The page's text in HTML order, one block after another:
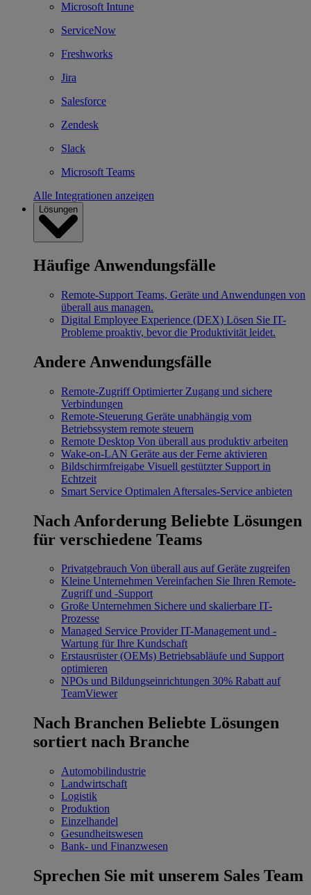
Microsoft Intune
ServiceNow
Freshworks
Jira
Salesforce
Zendesk
Slack
Microsoft Teams
Alle Integrationen anzeigen
Lösungen
Häufige Anwendungsfälle
Remote-Support Teams, Geräte und Anwendungen von
überall aus managen.
Digital Employee Experience (DEX) Lösen Sie IT-
Probleme proaktiv, bevor die Produktivität leidet.
Andere Anwendungsfälle
Remote-Zugriff Optimierter Zugang und sichere
Verbindungen
Remote-Steuerung Geräte unabhängig vom
Betriebssystem remote steuern
Remote Desktop Von überall aus produktiv arbeiten
Wake-on-LAN Geräte aus der Ferne aktivieren
Bildschirmfreigabe Visuell gestützter Support in
Echtzeit
Smart Service Optimalen Aftersales-Service anbieten
Nach Anforderung Beliebte Lösungen
für verschiedene Teams
Privatgebrauch Von überall aus auf Geräte zugreifen
Kleine Unternehmen Vereinfachen Sie Ihren Remote-
Zugriff und -Support
Große Unternehmen Sichere und skalierbare IT-
Prozesse
Managed Service Provider IT-Management und -
Wartung für Ihre Kundschaft
Erstausrüster (OEMs) Betriebsabläufe und Support
optimieren
NPOs und Bildungseinrichtungen 30% Rabatt auf
TeamViewer
Nach Branchen Beliebte Lösungen
sortiert nach Branche
Automobilindustrie
Landwirtschaft
Logistik
Produktion
Einzelhandel
Gesundheitswesen
Bank- und Finanzwesen
Sprechen Sie mit unserem Sales Team